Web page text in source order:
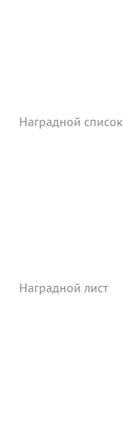
Наградной список
Наградной лист